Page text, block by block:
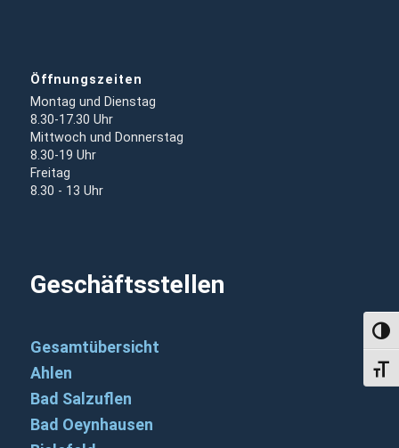
Öffnungszeiten
Montag und Dienstag
8.30-17.30 Uhr
Mittwoch und Donnerstag
8.30-19 Uhr
Freitag
8.30 - 13 Uhr
Geschäftsstellen
Gesamtübersicht
Ahlen
Bad Salzuflen
Bad Oeynhausen